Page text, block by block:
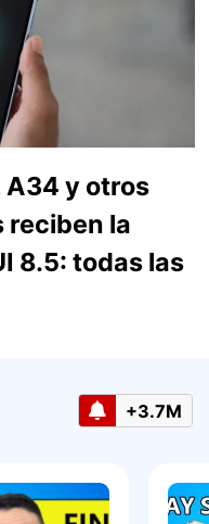
A34 y otros
reciben la
8.5: todas las
+3.7M